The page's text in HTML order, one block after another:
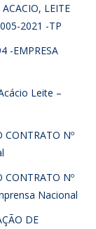
LEITE
2021 -TP
-EMPRESA
Leite –
CONTRATO Nº
CONTRATO Nº
Nacional
DE